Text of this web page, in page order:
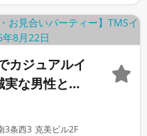
カジュアルイ
な男性と出
開催地住所：北海道北海道札幌市中央区南3条西3 克美ビル2F